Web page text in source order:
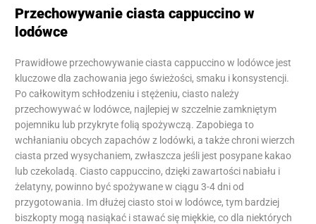
Przechowywanie ciasta cappuccino w
lodówce
Prawidłowe przechowywanie ciasta cappuccino w lodówce jest
kluczowe dla zachowania jego świeżości, smaku i konsystencji.
Po całkowitym schłodzeniu i stężeniu, ciasto należy
przechowywać w lodówce, najlepiej w szczelnie zamkniętym
pojemniku lub przykryte folią spożywczą. Zapobiega to
wchłanianiu obcych zapachów z lodówki, a także chroni wierzch
ciasta przed wysychaniem, zwłaszcza jeśli jest posypane kakao
lub czekoladą. Ciasto cappuccino, dzięki zawartości nabiału i
żelatyny, powinno być spożywane w ciągu 3-4 dni od
przygotowania. Im dłużej ciasto stoi w lodówce, tym bardziej
biszkopty mogą nasiąkać i stawać się miękkie, co dla niektórych